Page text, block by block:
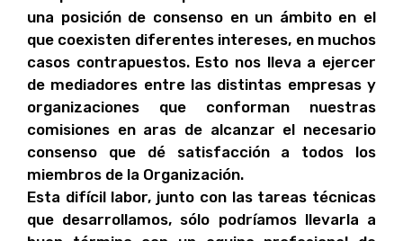
una posición de consenso en un ámbito en el
que coexisten diferentes intereses, en muchos
casos contrapuestos. Esto nos lleva a ejercer
de mediadores entre las distintas empresas y
organizaciones que conforman nuestras
comisiones en aras de alcanzar el necesario
consenso que dé satisfacción a todos los
miembros de la Organización.
Esta difícil labor, junto con las tareas técnicas
que desarrollamos, sólo podríamos llevarla a